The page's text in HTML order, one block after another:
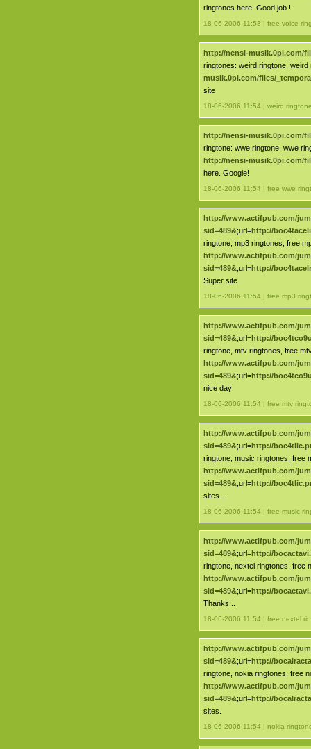
ringtones here. Good job !
18-06-2006 11:53 | free voice
http://nensi-musik.0pi.com/
ringtones: weird ringtone,
musik.0pi.com/files/
site
18-06-2006 11:54 | weird
http://nensi-musik.0pi.com/
ringtone: wwe ringtone, wwe
http://nensi-musik.0pi.com/
here. Google!
18-06-2006 11:54 | free wwe
http://www.actifpub.com/
sid=489&;url=http://
ringtone, mp3 ringtones, free
http://www.actifpub.com/
sid=489&;url=http://
Super site.
18-06-2006 11:54 | free mp3
http://www.actifpub.com/
sid=489&;url=http://
ringtone, mtv ringtones, free
http://www.actifpub.com/
sid=489&;url=http://
nice day!
18-06-2006 11:54 | free mtv
http://www.actifpub.com/
sid=489&;url=http://
ringtone, music ringtones, free
http://www.actifpub.com/
sid=489&;url=http://
sites...
18-06-2006 11:54 | free music
http://www.actifpub.com/
sid=489&;url=http://
ringtone, nextel ringtones, free
http://www.actifpub.com/
sid=489&;url=http://
Thanks!..
18-06-2006 11:54 | free nextel
http://www.actifpub.com/
sid=489&;url=http://
ringtone, nokia ringtones, free
http://www.actifpub.com/
sid=489&;url=http://
sites.
18-06-2006 11:54 | nokia